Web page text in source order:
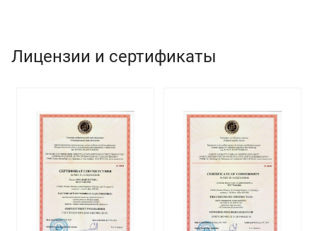
Лицензии и сертификаты